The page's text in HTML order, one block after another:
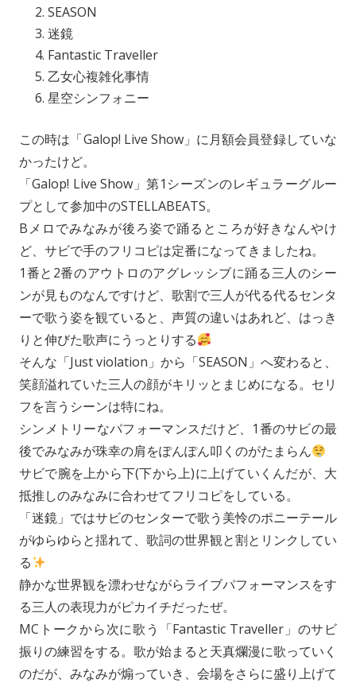
SEASON
迷鏡
Fantastic Traveller
乙女心複雑化事情
星空シンフォニー
この時は「Galop! Live Show」に月額会員登録していな
かったけど。
「Galop! Live Show」第1シーズンのレギュラーグルー
プとして参加中のSTELLABEATS。
Bメロでみなみが後ろ姿で踊るところが好きなんやけ
ど、サビで手のフリコピは定番になってきましたね。
1番と2番のアウトロのアグレッシブに踊る三人のシー
ンが見ものなんですけど、歌割で三人が代る代るセンタ
ーで歌う姿を観ていると、声質の違いはあれど、はっき
りと伸びた歌声にうっとりする
そんな「Just violation」から「SEASON」へ変わると、
笑顔溢れていた三人の顔がキリッとまじめになる。セリ
フを言うシーンは特にね。
シンメトリーなパフォーマンスだけど、1番のサビの最
後でみなみが珠幸の肩をぽんぽん叩くのがたまらん
サビで腕を上から下(下から上)に上げていくんだが、大
抵推しのみなみに合わせてフリコピをしている。
「迷鏡」ではサビのセンターで歌う美怜のポニーテール
がゆらゆらと揺れて、歌詞の世界観と割とリンクしてい
る
静かな世界観を漂わせながらライブパフォーマンスをす
る三人の表現力がピカイチだったぜ。
MCトークから次に歌う「Fantastic Traveller」のサビ
振りの練習をする。歌が始まると天真爛漫に歌っていく
のだが、みなみが煽っていき、会場をさらに盛り上げて